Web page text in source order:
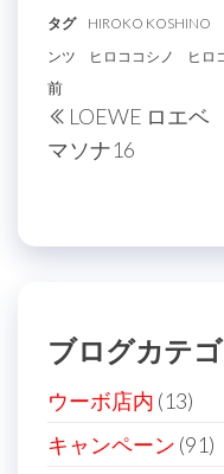
タグ HIROKO KOSHINO
ンツ
ヒロココシノ ヒロ
投
稿
ナ
ゲ
シ
ョ
ン
過
去
の
前
LOEWE ロエ
マソナ16
ブログカテ
ウーボ店内 (13)
キャンペーン (91)